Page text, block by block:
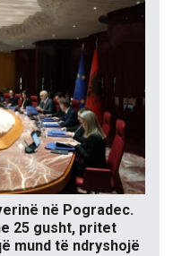
në Pogradec.
25 gusht, pritet
mund të ndryshojë